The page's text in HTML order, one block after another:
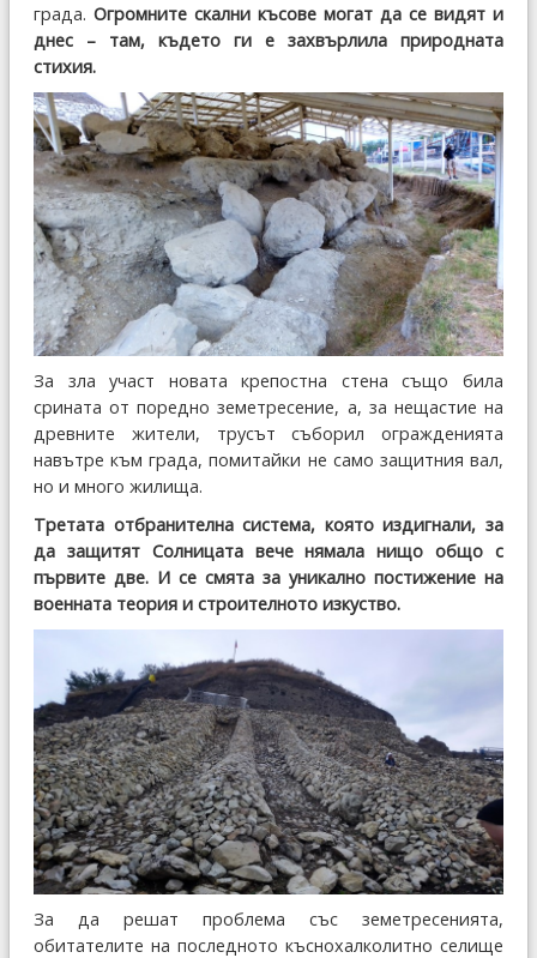
града. Огромните скални късове могат да се видят и
днес – там, където ги е захвърлила природната
стихия.
За зла участ новата крепостна стена също била
срината от поредно земетресение, а, за нещастие на
древните жители, трусът съборил огражденията
навътре към града, помитайки не само защитния вал,
но и много жилища.
Третата отбранителна система, която издигнали, за
да защитят Солницата вече нямала нищо общо с
първите две. И се смята за уникално постижение на
военната теория и строителното изкуство.
За да решат проблема със земетресенията,
обитателите на последното къснохалколитно селище